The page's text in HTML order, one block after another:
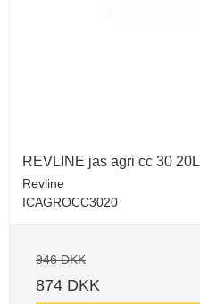
REVLINE jas agri cc 30 20L
Revline
ICAGROCC3020
946 DKK
874 DKK